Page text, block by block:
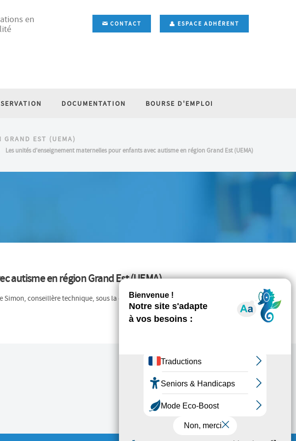
en
CONTACT ESPACE ADHÉRENT
DOCUMENTATION BOURSE D'EMPLOI
GRAND EST (UEMA)
Les unités d'enseignement maternelles pour enfants avec autisme en région Grand Est (UEMA)
autisme en région Grand Est (UEMA)
Simon, conseillère technique, sous la direction de Thibault Marmont